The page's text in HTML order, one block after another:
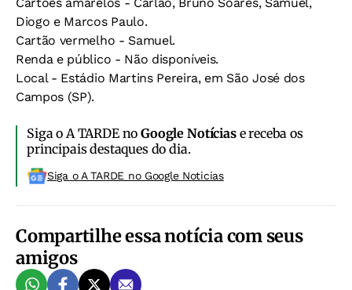
Diogo e Marcos Paulo.
Cartão vermelho - Samuel.
Renda e público - Não disponíveis.
Local - Estádio Martins Pereira, em São José dos
Campos (SP).
Siga o A TARDE noGoogle Notíciase receba os
principais destaques do dia.
Siga o A TARDE no Google Noticias
Compartilhe essa notícia com seus
amigos